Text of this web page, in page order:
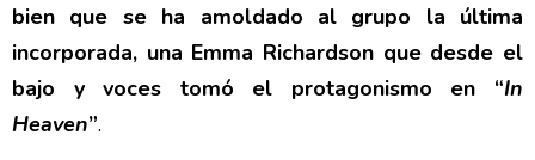
bien que se ha amoldado al grupo la última
incorporada, una Emma Richardson que desde el
bajo y voces tomó el protagonismo en “In
Heaven”.